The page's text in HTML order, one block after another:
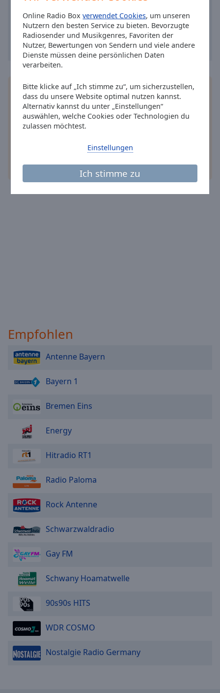
Online Radio Boxverwendet Cookies, um unseren
Nutzern den besten Service zu bieten. Bevorzugte
Radiosender und Musikgenres, Favoriten der
Nutzer, Bewertungen von Sendern und viele andere
Dienste müssen deine persönlichen Daten
verarbeiten.
Bitte klicke auf „Ich stimme zu“, um sicherzustellen,
dass du unsere Website optimal nutzen kannst.
Alternativ kannst du unter „Einstellungen“
auswählen, welche Cookies oder Technologien du
zulassen möchtest.
Ich stimme zu
Einstellungen
Background
Opacity
Family
Installieren Sie gratisGratisappauf Ihrem
Smartphone die Online Radio Box-App und hören
Sie Ihr Lieblingsradio online an, wo Sie immer
wollen.
andere Optionen
Empfohlen
Antenne Bayern
Bayern 1
Bremen Eins
Energy
Hitradio RT1
Radio Paloma
Rock Antenne
Schwarzwaldradio
Gay FM
Schwany Hoamatwelle
90s90s HITS
WDR COSMO
Nostalgie Radio Germany